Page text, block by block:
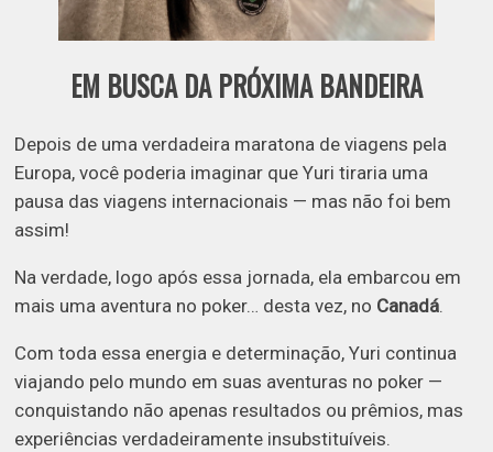
EM BUSCA DA PRÓXIMA BANDEIRA
Depois de uma verdadeira maratona de viagens pela
Europa, você poderia imaginar que Yuri tiraria uma
pausa das viagens internacionais — mas não foi bem
assim!
Na verdade, logo após essa jornada, ela embarcou em
mais uma aventura no poker… desta vez, no Canadá.
Com toda essa energia e determinação, Yuri continua
viajando pelo mundo em suas aventuras no poker —
conquistando não apenas resultados ou prêmios, mas
experiências verdadeiramente insubstituíveis.